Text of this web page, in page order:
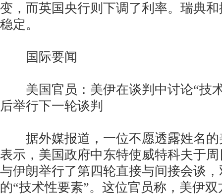
变，而英国央行则下调了利率。瑞典
稳定。
国际要闻
美国官员：美伊在谈判中讨论“技
后举行下一轮谈判
据外媒报道，一位不愿透露姓名的
表示，美国政府中东特使威特科夫于
与伊朗举行了第四轮直接与间接会谈
的“技术性要素”。这位官员称，美伊